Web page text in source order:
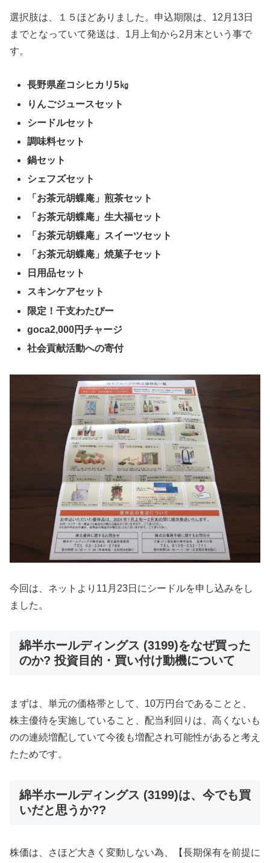
選択肢は、１５ほどありました。申込期限は、12月13日
までとなっていて発送は、1月上旬から2月末という事で
す。
長野県産コシヒカリ5㎏
りんごジュースセット
シードルセット
調味料セット
鍋セット
シェフズセット
「お茶元胡蝶庵」煎茶セット
「お茶元胡蝶庵」生大福セット
「お茶元胡蝶庵」スイーツセット
「お茶元胡蝶庵」焼菓子セット
日用品セット
スキンケアセット
限定！干支わたぴー
goca2,000円チャージ
社会貢献活動への寄付
今回は、ネットより11月23日にシードルを申し込みをし
ました。
綿半ホールディングス (3199)をなぜ買った
のか? 投資目的・買い付け動機について
まずは、単元の価格帯として、10万円台であることと、
株主優待を実施していること、配当利回りは、高くないも
のの連続増配していて今後も増配され可能性があると考え
たためです。
綿半ホールディングス (3199)は、今でも買
いだと思うか??
株価は、さほど大きく変動しない為、【長期保有を前提に